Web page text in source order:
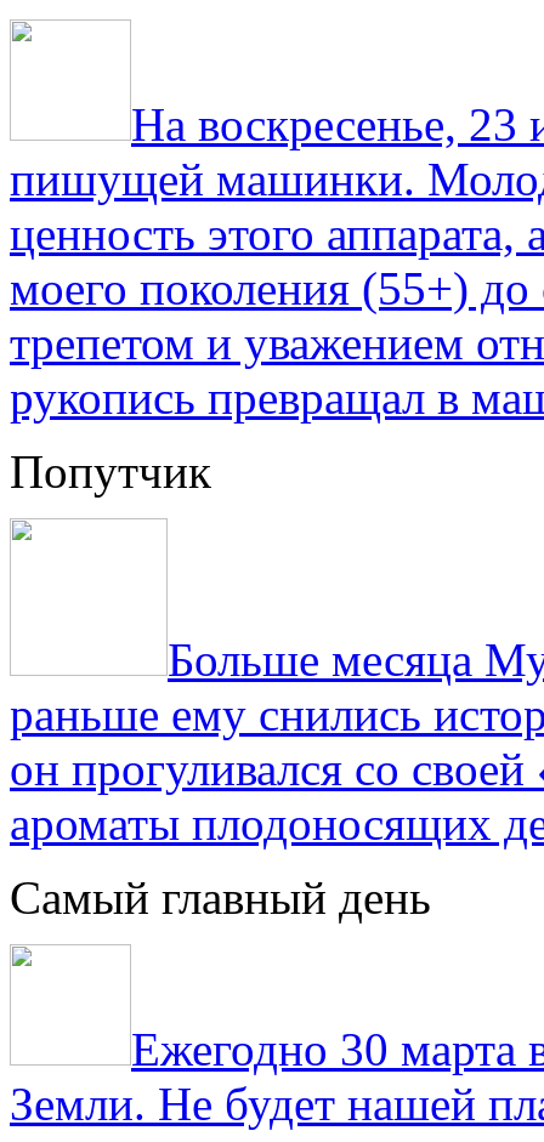
На воскресенье,
пишущей машинки.
ценность этого
моего поколения (55+) до
трепетом и уважением
рукопись превращал в
Попутчик
Больше месяца
раньше ему снились
он прогуливался со
ароматы плодоносящих
Самый главный день
Ежегодно 30 марта
Земли. Не будет нашей